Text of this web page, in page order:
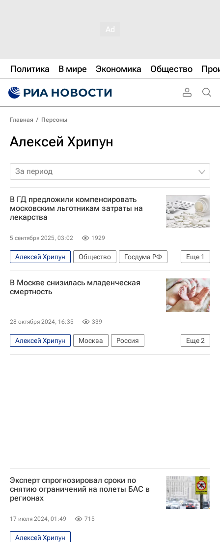
Политика В мире Экономика Общество
Главная / Персоны
Алексей Хрипун
За период
В ГД предложили компенсировать
московским льготникам затраты на
лекарства
5 сентября 2025, 03:02 1929
Еще 1
Алексей Хрипун Общество
Госдума РФ
Федеральная служба государственной статистики (Росстат)
В Москве снизилась младенческая
смертность
28 октября 2024, 16:35 339
Еще2
Алексей Хрипун Москва
Россия
Здоровье - Общество
Общество
Эксперт спрогнозировал сроки по
снятию ограничений на полеты БАС в
регионах
17 июля 2024, 01:49 715
Алексей Хрипун